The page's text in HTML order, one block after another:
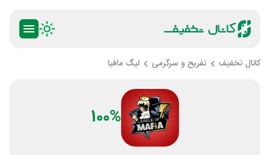
کانال تخفیف تفریح و سرگرمی لیگ مافیا
100%